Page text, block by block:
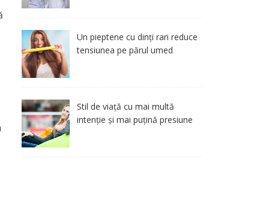
Un pieptene cu dinți rari reduce
tensiunea pe părul umed
Stil de viață cu mai multă
intenție și mai puțină presiune